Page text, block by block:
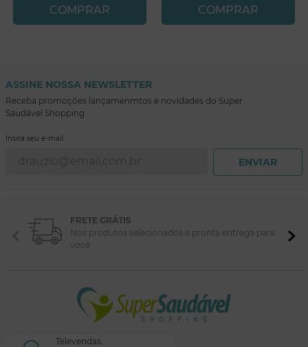
COMPRAR COMPRAR
ASSINE NOSSA NEWSLETTER
Receba promoções lançamenmtos e novidades do Super
Saudável Shopping
Insira seu e-mail
ENVIAR
FRETE GRÁTIS
Nos produtos selecionados e pronta entrega para
você
Televendas